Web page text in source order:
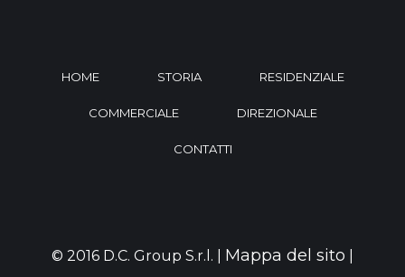
HOME STORIA RESIDENZIALE
COMMERCIALE DIREZIONALE
CONTATTI
© 2016 D.C. Group S.r.l. | Mappa del sito